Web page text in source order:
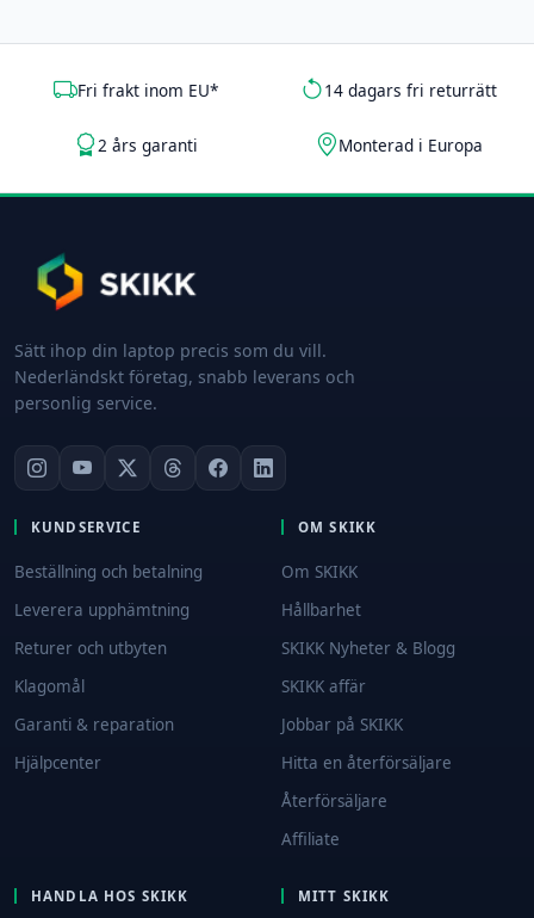
Fri frakt inom EU* 14 dagars fri returrätt
2 års garanti Monterad i Europa
Sätt ihop din laptop precis som du vill.
Nederländskt företag, snabb leverans och
personlig service.
KUNDSERVICE
Beställning och betalning
Leverera upphämtning
Returer och utbyten
Klagomål
Garanti & reparation
Hjälpcenter
OM SKIKK
Om SKIKK
Hållbarhet
SKIKK Nyheter & Blogg
SKIKK affär
Jobbar på SKIKK
Hitta en återförsäljare
Återförsäljare
Affiliate
HANDLA HOS SKIKK MITT SKIKK